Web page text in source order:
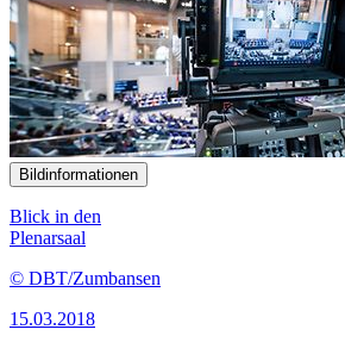
Bildinformationen
Blick in den
Plenarsaal
© DBT/Zumbansen
15.03.2018